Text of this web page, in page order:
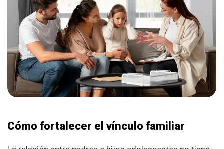
Cómo fortalecer el vínculo familiar